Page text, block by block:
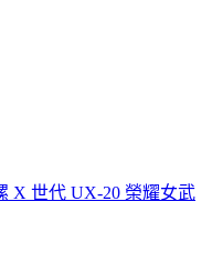
X 世代 UX-20 榮耀女武